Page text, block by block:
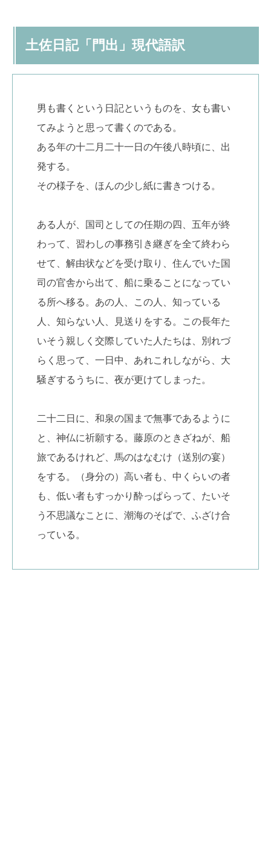
土佐日記「門出」現代語訳
男も書くという日記というものを、女も書い
てみようと思って書くのである。
ある年の十二月二十一日の午後八時頃に、出
発する。
その様子を、ほんの少し紙に書きつける。
ある人が、国司としての任期の四、五年が終
わって、習わしの事務引き継ぎを全て終わら
せて、解由状などを受け取り、住んでいた国
司の官舎から出て、船に乗ることになってい
る所へ移る。あの人、この人、知っている
人、知らない人、見送りをする。この長年た
いそう親しく交際していた人たちは、別れづ
らく思って、一日中、あれこれしながら、大
騒ぎするうちに、夜が更けてしまった。
二十二日に、和泉の国まで無事であるように
と、神仏に祈願する。藤原のときざねが、船
旅であるけれど、馬のはなむけ（送別の宴）
をする。（身分の）高い者も、中くらいの者
も、低い者もすっかり酔っぱらって、たいそ
う不思議なことに、潮海のそばで、ふざけ合
っている。